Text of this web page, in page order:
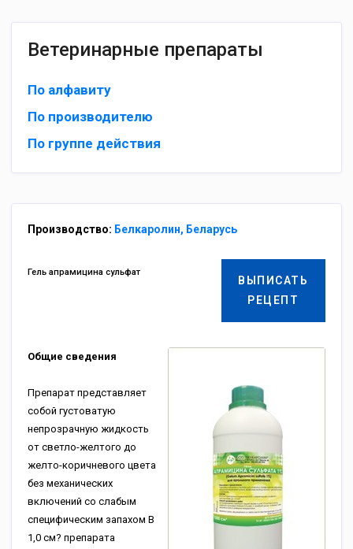
Ветеринарные препараты
По алфавиту
По производителю
По группе действия
Производство: Белкаролин, Беларусь
ВЫПИСАТЬ
РЕЦЕПТ
Гель апрамицина сульфат
Общие сведения
Препарат представляет
собой густоватую
непрозрачную жидкость
от светло-желтого до
желто-коричневого цвета
без механических
включений со слабым
специфическим запахом В
1,0 см? препарата